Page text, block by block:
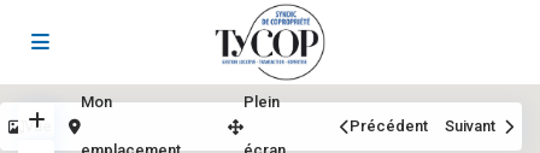
Vue
Mon Plein
Précédent Suivant